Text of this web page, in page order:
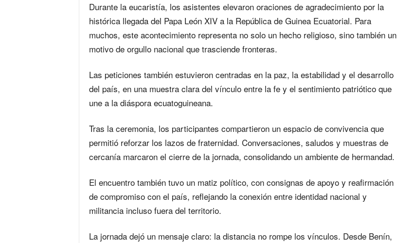
Durante la eucaristía, los asistentes elevaron oraciones de agradecimiento por la
histórica llegada del Papa León XIV a la República de Guinea Ecuatorial. Para
muchos, este acontecimiento representa no solo un hecho religioso, sino también un
motivo de orgullo nacional que trasciende fronteras.
Las peticiones también estuvieron centradas en la paz, la estabilidad y el desarrollo
del país, en una muestra clara del vínculo entre la fe y el sentimiento patriótico que
une a la diáspora ecuatoguineana.
Tras la ceremonia, los participantes compartieron un espacio de convivencia que
permitió reforzar los lazos de fraternidad. Conversaciones, saludos y muestras de
cercanía marcaron el cierre de la jornada, consolidando un ambiente de hermandad.
El encuentro también tuvo un matiz político, con consignas de apoyo y reafirmación
de compromiso con el país, reflejando la conexión entre identidad nacional y
militancia incluso fuera del territorio.
La jornada dejó un mensaje claro: la distancia no rompe los vínculos. Desde Benín,